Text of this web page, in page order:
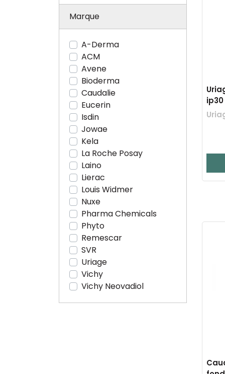
Marque
A-Derma
ACM
Avene
Bioderma
Caudalie
Eucerin
Isdin
Jowae
Kela
La Roche Posay
Laino
Lierac
Louis Widmer
Nuxe
Pharma Chemicals
Phyto
Remescar
SVR
Uriage
Vichy
Vichy Neovadiol